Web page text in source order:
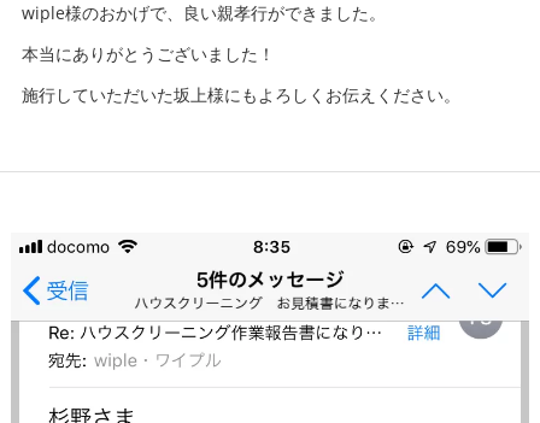
wiple様のおかげで、良い親孝行ができました。
本当にありがとうございました！
施行していただいた坂上様にもよろしくお伝えください。